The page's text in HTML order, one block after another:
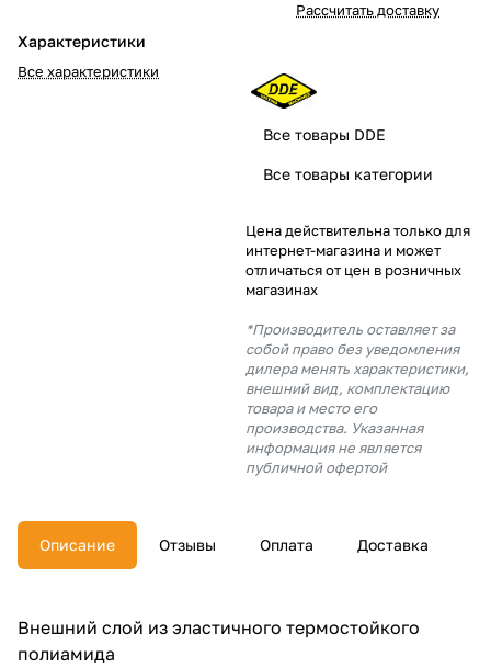
Характеристики
Все характеристики
Рассчитать доставку
Все товары DDE
Все товары категории
Цена действительна только для
интернет-магазина и может
отличаться от цен в розничных
магазинах
*Производитель оставляет за
собой право без уведомления
дилера менять характеристики,
внешний вид, комплектацию
товара и место его
производства. Указанная
информация не является
публичной офертой
Описание Отзывы Оплата Доставка
Внешний слой из эластичного термостойкого
полиамида
Оплачивайте сегодня только
% картой любого банка
% будут
с вашей карты
раз в 2